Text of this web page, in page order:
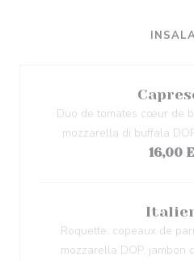
Duo de tomates cœur de
mozzarella di buffala
16,00
Roquette, copeaux de
mozzarella DOP, jambon